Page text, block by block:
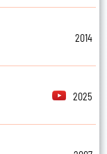
2014
2025